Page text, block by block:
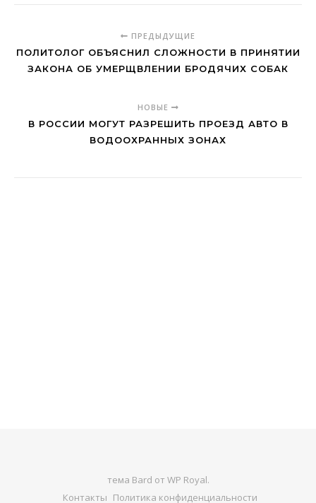
ПРЕДЫДУЩИЕ
ПОЛИТОЛОГ ОБЪЯСНИЛ СЛОЖНОСТИ В ПРИНЯТИИ
ЗАКОНА ОБ УМЕРЩВЛЕНИИ БРОДЯЧИХ СОБАК
НОВЫЕ
В РОССИИ МОГУТ РАЗРЕШИТЬ ПРОЕЗД АВТО В
ВОДООХРАННЫХ ЗОНАХ
тема Bard от WP Royal.
Контакты Политика конфиденциальности